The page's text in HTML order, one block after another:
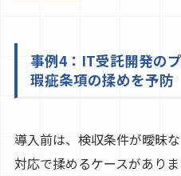
事例4：IT受託開発の
瑕疵条項の揉めを予防
導入前は、検収条件が曖昧
対応で揉めるケースがあり